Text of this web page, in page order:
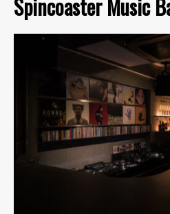
Spincoaster Music